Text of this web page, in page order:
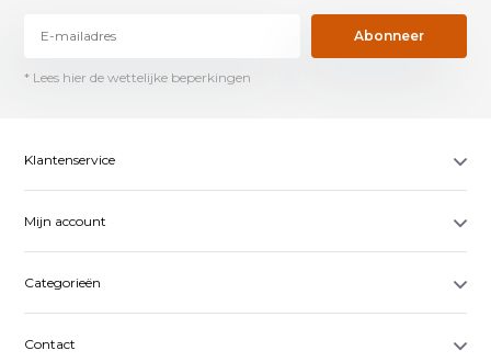
Abonneer
* Lees hier de wettelijke beperkingen
Klantenservice
Mijn account
Categorieën
Contact